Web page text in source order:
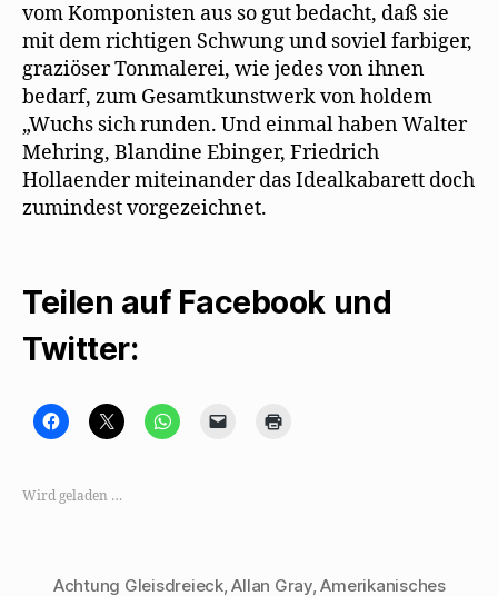
vom Komponisten aus so gut bedacht, daß sie
mit dem richtigen Schwung und soviel farbiger,
graziöser Tonmalerei, wie jedes von ihnen
bedarf, zum Gesamtkunstwerk von holdem
„Wuchs sich runden. Und einmal haben Walter
Mehring, Blandine Ebinger, Friedrich
Hollaender miteinander das Idealkabarett doch
zumindest vorgezeichnet.
Teilen auf Facebook und
Twitter:
K
l
,
u
a
K
l
,
X
K
l
u
f n
u
s
Wird geladen …
Achtung Gleisdreieck,Allan Gray,Amerikanisches